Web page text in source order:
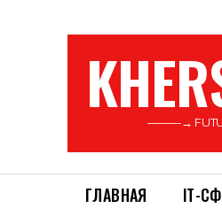
———→
ГЛАВНАЯ ІТ-